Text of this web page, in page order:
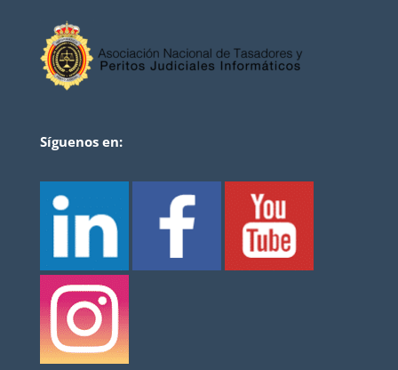
Síguenos en: